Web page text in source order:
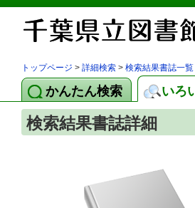
トップページ > 詳細検索 > 検索結果書誌一覧
かんたん検索 いろ
検索結果書誌詳細